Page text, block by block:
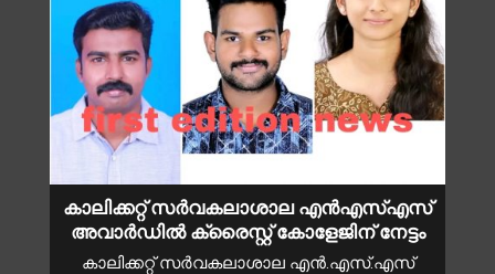
കാലിക്കറ്റ് സർവകലാശാല എൻഎസ്എസ്
അവാർഡിൽ ക്രൈസ്റ്റ് കോളേജിന് നേട്ടം
കാലിക്കറ്റ് സർവകലാശാല എൻ.എസ്.എസ്